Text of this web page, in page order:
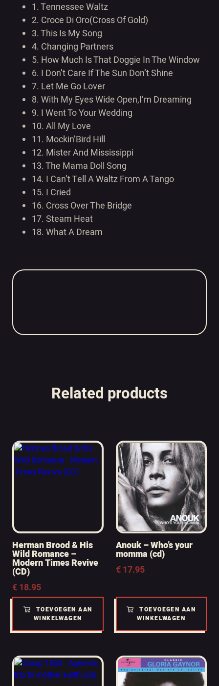
1.Tennessee Waltz
2. Croce Di Oro(Cross Of Gold)
3.This Is My Song
4. Changing Partners
5. How Much Is That Doggie In The Window
6. I Don’t Care If The Sun Don’t Shine
7. Let Me Go Lover
8.With My Eyes Wide Open,I’m Dreaming
9. I Went To Your Wedding
10.All My Love
11. Mockin’Bird Hill
12. Mister And Mississippi
13.The Mama Doll Song
14. I Can’t Tell A Waltz From A Tango
15. I Cried
16. Cross Over The Bridge
17.Steam Heat
18.What A Dream
Related products
Herman Brood & His
Wild Romance –
Modern Times Revive
(CD)
€18.95
TOEVOEGEN AAN
WINKELWAGEN
Anouk – Who’s your
momma (cd)
€17.95
TOEVOEGEN AAN
WINKELWAGEN